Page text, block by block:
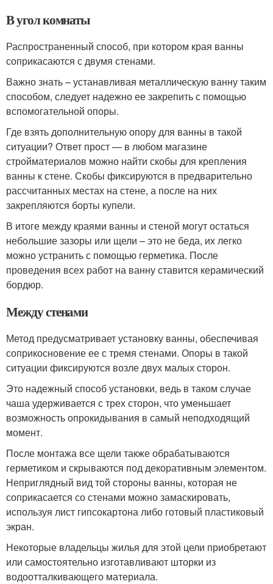
В угол комнаты
Распространенный способ, при котором края ванны
соприкасаются с двумя стенами.
Важно знать – устанавливая металлическую ванну таким
способом, следует надежно ее закрепить с помощью
вспомогательной опоры.
Где взять дополнительную опору для ванны в такой
ситуации? Ответ прост — в любом магазине
стройматериалов можно найти скобы для крепления
ванны к стене. Скобы фиксируются в предварительно
рассчитанных местах на стене, а после на них
закрепляются борты купели.
В итоге между краями ванны и стеной могут остаться
небольшие зазоры или щели – это не беда, их легко
можно устранить с помощью герметика. После
проведения всех работ на ванну ставится керамический
бордюр.
Между стенами
Метод предусматривает установку ванны, обеспечивая
соприкосновение ее с тремя стенами. Опоры в такой
ситуации фиксируются возле двух малых сторон.
Это надежный способ установки, ведь в таком случае
чаша удерживается с трех сторон, что уменьшает
возможность опрокидывания в самый неподходящий
момент.
После монтажа все щели также обрабатываются
герметиком и скрываются под декоративным элементом.
Неприглядный вид той стороны ванны, которая не
соприкасается со стенами можно замаскировать,
используя лист гипсокартона либо готовый пластиковый
экран.
Некоторые владельцы жилья для этой цели приобретают
или самостоятельно изготавливают шторки из
водоотталкивающего материала.